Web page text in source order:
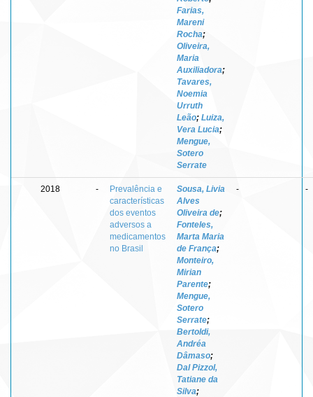
Farias,
Mareni
Rocha;
Oliveira,
Maria
Auxiliadora;
Tavares,
Noemia
Urruth
Leão; Luiza,
Vera Lucia;
Mengue,
Sotero
Serrate
2018 -
Prevalência e
características
dos eventos
adversos a
medicamentos
no Brasil
Sousa, Livia
Alves
Oliveira de;
Fonteles,
Marta Maria
de França;
Monteiro,
Mirian
Parente;
Mengue,
Sotero
Serrate;
Bertoldi,
Andréa
Dâmaso;
Dal Pizzol,
Tatiane da
Silva;
- -